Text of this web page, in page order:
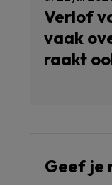
Verlof
vaak
raakt
Geef je